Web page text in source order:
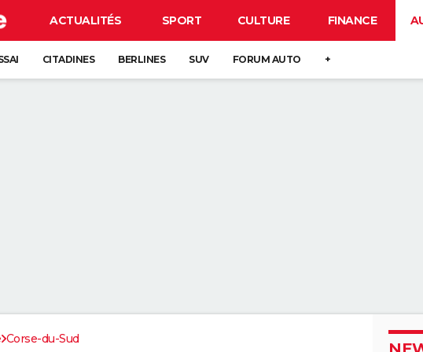
ACTUALITÉS SPORT CULTURE FINANCE
CITADINES BERLINES SUV FORUM AUTO +
Corse-du-Sud